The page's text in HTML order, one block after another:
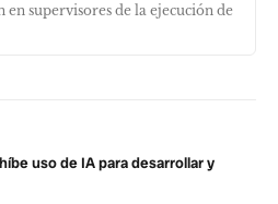
en supervisores de la ejecución de
uso de IA para desarrollar y